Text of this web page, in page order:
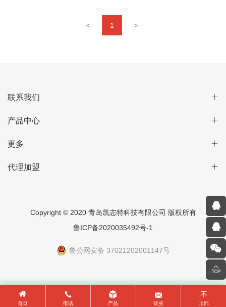
< 1 >
联系我们
产品中心
更多
代理加盟
Copyright © 2020 青岛凯志特科技有限公司 版权所有
鲁ICP备2020035492号-1
鲁公网安备 37021202001147号
首页 电话 产品 优劣 顶部